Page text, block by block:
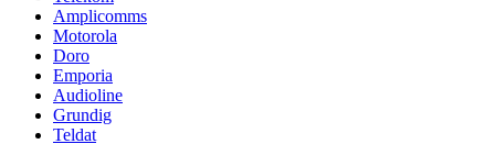
Amplicomms
Motorola
Doro
Emporia
Audioline
Grundig
Teldat